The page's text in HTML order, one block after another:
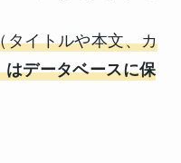
タイトルや本文、カ
はデータベースに保